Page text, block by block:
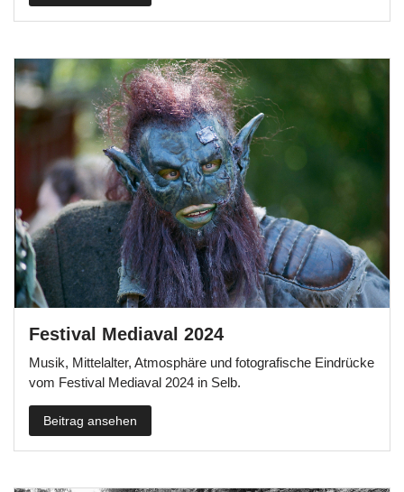
Festival Mediaval 2024
Musik, Mittelalter, Atmosphäre und fotografische Eindrücke
vom Festival Mediaval 2024 in Selb.
Beitrag ansehen